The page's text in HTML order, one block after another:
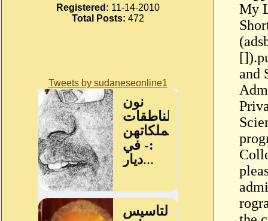
Registered: 11-14-2010
Total Posts: 472
Tweets by sudaneseonline1
My
and